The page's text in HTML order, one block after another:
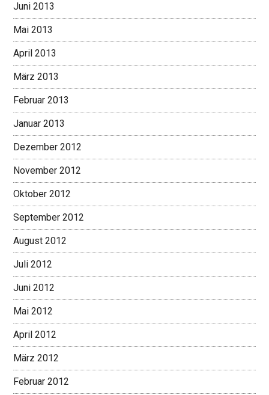
Juni 2013
Mai 2013
April 2013
März 2013
Februar 2013
Januar 2013
Dezember 2012
November 2012
Oktober 2012
September 2012
August 2012
Juli 2012
Juni 2012
Mai 2012
April 2012
März 2012
Februar 2012